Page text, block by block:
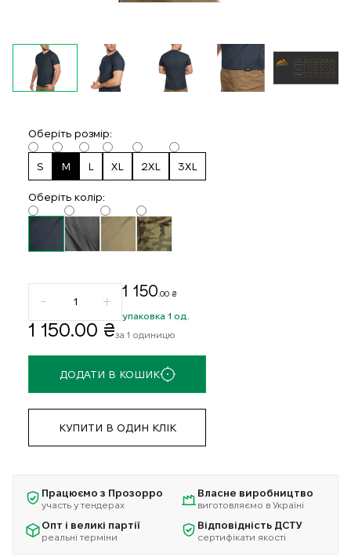
Працюємо з Прозорро
участь у тендерах
Власне виробництво
виготовляємо в Україні
Опт і великі партії
реальні терміни
Відповідність ДСТУ
сертифікати якості
Оберіть розмір:
S M L XL 2XL 3XL
Oберіть колір:
1 150 .00 ₴
упаковка 1 од.
1 150.00 ₴за 1 одиницю
ДОДАТИ В КОШИК
КУПИТИ В ОДИН КЛІК